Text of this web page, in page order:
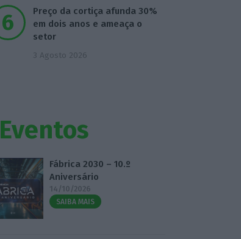
Preço da cortiça afunda 30%
em dois anos e ameaça o
setor
3 Agosto 2026
Eventos
Fábrica 2030 – 10.º
Aniversário
14/10/2026
SAIBA MAIS